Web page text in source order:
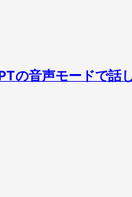
の音声モードで話